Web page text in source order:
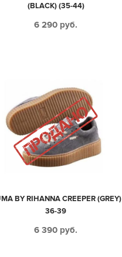
(BLACK) (35-44)
6 290 руб.
BY RIHANNA CREEPER (GREY)
36-39
6 390 руб.